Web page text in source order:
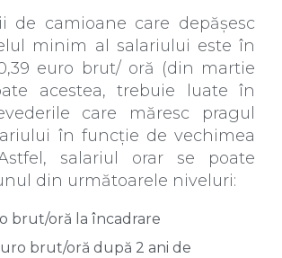
de camioane care depășesc
minim al salariului este în
euro brut/ oră (din martie
acestea, trebuie luate în
care măresc pragul
în funcție de vechimea
salariul orar se poate
din următoarele niveluri:
brut/oră la încadrare
brut/oră după 2 ani de